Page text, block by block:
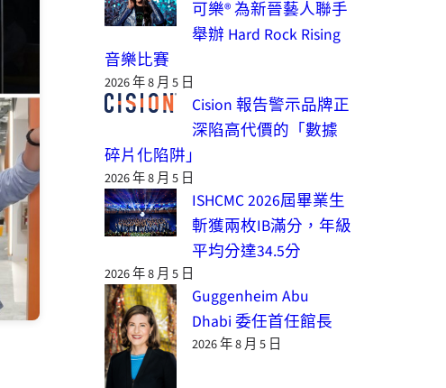
可樂® 為新晉藝人聯手
舉辦 Hard Rock Rising
音樂比賽
2026 年 8 月 5 日
Cision 報告警示品牌正
深陷高代價的「數據
碎片化陷阱」
2026 年 8 月 5 日
ISHCMC 2026屆畢業生
斬獲兩枚IB滿分，年級
平均分達34.5分
2026 年 8 月 5 日
Guggenheim Abu
Dhabi 委任首任館長
2026 年 8 月 5 日